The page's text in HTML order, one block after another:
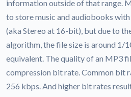
information outside of that range.
to store music and audiobooks with
(aka Stereo at 16-bit), but due to
algorithm, the file size is around 1/
equivalent. The quality of an MP3
compression bit rate. Common bit
256 kbps. And higher bit rates